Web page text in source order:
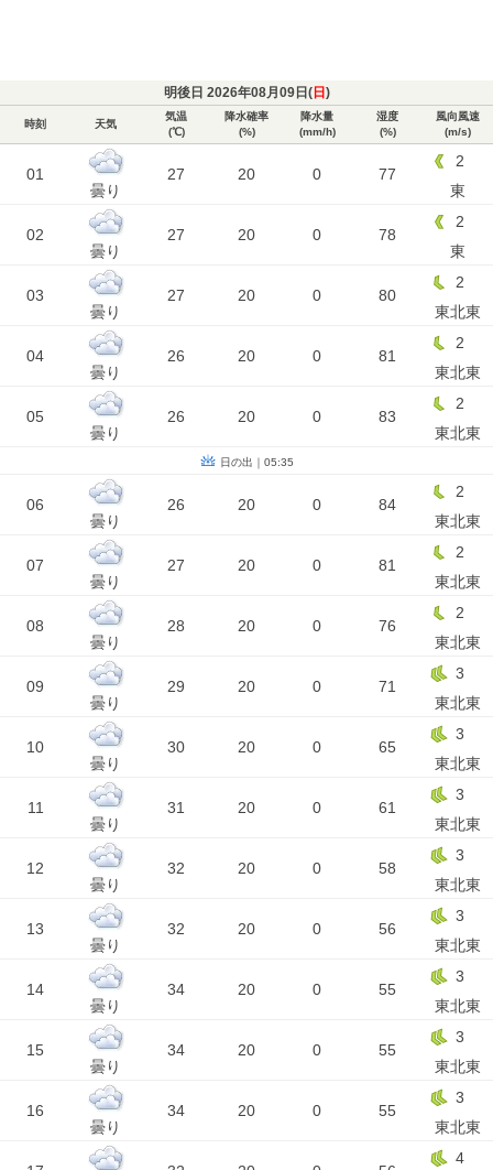
明後日 2026年08月09日(日 )
時刻 天気
気温
(℃)
降水確率
(%)
降水量
(mm/h)
湿度
(%)
風向風速
(m/s)
01
曇り
27 20 0 77
2
東
02
曇り
27 20 0 78
2
東
03
曇り
27 20 0 80
2
東北東
04
曇り
26 20 0 81
2
東北東
05
曇り
26 20 0 83
2
東北東
日の出｜05:35
06
曇り
26 20 0 84
2
東北東
07
曇り
27 20 0 81
2
東北東
08
曇り
28 20 0 76
2
東北東
09
曇り
29 20 0 71
3
東北東
10
曇り
30 20 0 65
3
東北東
11
曇り
31 20 0 61
3
東北東
12
曇り
32 20 0 58
3
東北東
13
曇り
32 20 0 56
3
東北東
14
曇り
34 20 0 55
3
東北東
15
曇り
34 20 0 55
3
東北東
16
曇り
34 20 0 55
3
東北東
4